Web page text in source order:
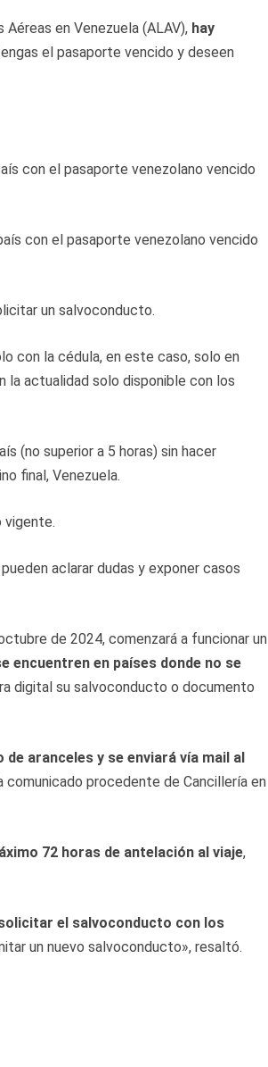
en Venezuela (ALAV), hay
el pasaporte vencido y deseen
con el pasaporte venezolano vencido
con el pasaporte venezolano vencido
un salvoconducto.
con la cédula, en este caso, solo en
la actualidad solo disponible con los
(no superior a 5 horas) sin hacer
final, Venezuela.
vigente.
aclarar dudas y exponer casos
de 2024, comenzará a funcionar un
encuentren en países donde no se
digital su salvoconducto o documento
aranceles y se enviará vía mail al
procedente de Cancillería en
72 horas de antelación al viaje,
el salvoconducto con los
un nuevo salvoconducto», resaltó.